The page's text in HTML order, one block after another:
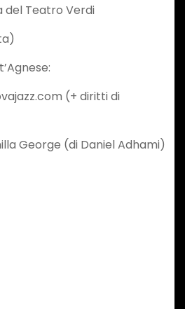
del Teatro Verdi
(+ diritti di
George (di Daniel Adhami)